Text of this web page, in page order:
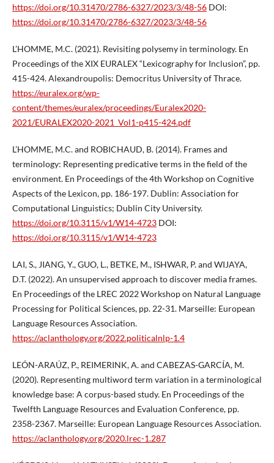
https://doi.org/10.31470/2786-6327/2023/3/48-56DOI:
https://doi.org/10.31470/2786-6327/2023/3/48-56
L’HOMME, M.C. (2021). Revisiting polysemy in terminology. En
Proceedings of the XIX EURALEX “Lexicography for Inclusion”, pp.
415-424. Alexandroupolis: Democritus University of Thrace.
https://euralex.org/wp-
content/themes/euralex/proceedings/Euralex2020-
2021/EURALEX2020-2021_Vol1-p415-424.pdf
L’HOMME, M.C. and ROBICHAUD, B. (2014). Frames and
terminology: Representing predicative terms in the field of the
environment. En Proceedings of the 4th Workshop on Cognitive
Aspects of the Lexicon, pp. 186-197. Dublin: Association for
Computational Linguistics; Dublin City University.
https://doi.org/10.3115/v1/W14-4723DOI:
https://doi.org/10.3115/v1/W14-4723
LAI, S., JIANG, Y., GUO, L., BETKE, M., ISHWAR, P. and WIJAYA,
D.T. (2022). An unsupervised approach to discover media frames.
En Proceedings of the LREC 2022 Workshop on Natural Language
Processing for Political Sciences, pp. 22-31. Marseille: European
Language Resources Association.
https://aclanthology.org/2022.politicalnlp-1.4
LEÓN-ARAÚZ, P., REIMERINK, A. and CABEZAS-GARCÍA, M.
(2020). Representing multiword term variation in a terminological
knowledge base: A corpus-based study. En Proceedings of the
Twelfth Language Resources and Evaluation Conference, pp.
2358-2367. Marseille: European Language Resources Association.
https://aclanthology.org/2020.lrec-1.287